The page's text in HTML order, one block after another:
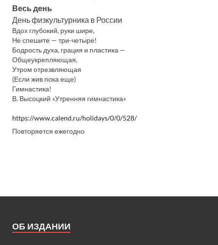
Весь день
День физкультурника в России
Вдох глубокий, руки шире,
Не спешите — три-четыре!
Бодрость духа, грация и пластика —
Общеукрепляющая,
Утром отрезвляющая
(Если жив пока еще)
Гимнастика!
В. Высоцкий «Утренняя гимнастика»
https://www.calend.ru/holidays/0/0/528/
Повторяется ежегодно
ОБ ИЗДАНИИ